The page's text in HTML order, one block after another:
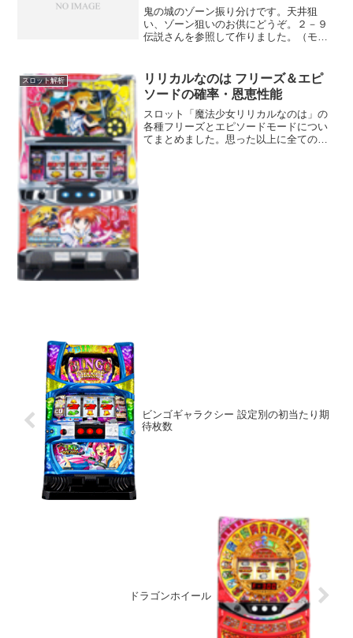
鬼の城のゾーン振り分けです。天井狙
い、ゾーン狙いのお供にどうぞ。２－９
伝説さんを参照して作りました。（モー
を29%から28.7%に、 モードＢの400～
49...
スロット解析
リリカルなのは フリーズ＆エピ
ソードの確率・恩恵性能
スロット「魔法少女リリカルなのは」の
各種フリーズとエピソードモードについ
てまとめました。思った以上に全てのフ
ビンゴギャラクシー 設定別の初当たり期
待枚数
ドラゴンホイール